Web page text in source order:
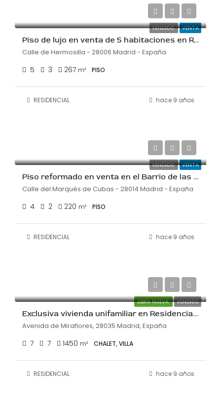
VENDIDO VENTA
Piso de lujo en venta de 5 habitaciones en Recoletos
Calle de Hermosilla - 28006 Madrid - España
5 3 267 m² PISO
RESIDENCIAL hace 9 años
VENDIDO VENTA
Piso reformado en venta en el Barrio de las Letras
Calle del Marqués de Cubas - 28014 Madrid - España
4 2 220 m² PISO
RESIDENCIAL hace 9 años
OBRA NUEVA VENDIDO
Exclusiva vivienda unifamiliar en Residencial Puerta de Hierro
Avenida de Miraflores, 28035 Madrid, España
7 7 1450 m² CHALET, VILLA
RESIDENCIAL hace 9 años